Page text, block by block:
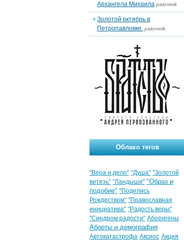
Архангела Михаила palomnik
Золотой октябрь в
Петропавловке. palomnik
Облако тегов
"Вера и дело" "Душа" "Золотой
витязь" "Ландыши" "Образ и
подобие" "Поделись
Рождеством" "Православная
инициатива" "Радость веры"
"Синдром радости" Аборигены
Аборты и демография
Автокатастрофа Аксиос Акция